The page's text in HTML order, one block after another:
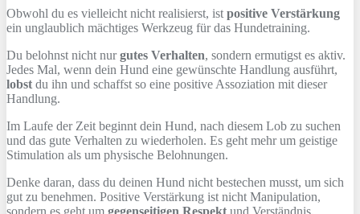
Obwohl du es vielleicht nicht realisierst, ist positive Verstärkung
ein unglaublich mächtiges Werkzeug für das Hundetraining.
Du belohnst nicht nurgutes Verhalten, sondern ermutigst es aktiv.
Jedes Mal, wenn dein Hund eine gewünschte Handlung ausführt,
lobst du ihn und schaffst so eine positive Assoziation mit dieser
Handlung.
Im Laufe der Zeit beginnt dein Hund, nach diesem Lob zu suchen
und das gute Verhalten zu wiederholen. Es geht mehr um geistige
Stimulation als um physische Belohnungen.
Denke daran, dass du deinen Hund nicht bestechen musst, um sich
gut zu benehmen. Positive Verstärkung ist nicht Manipulation,
sondern es geht um gegenseitigen Respekt und Verständnis.